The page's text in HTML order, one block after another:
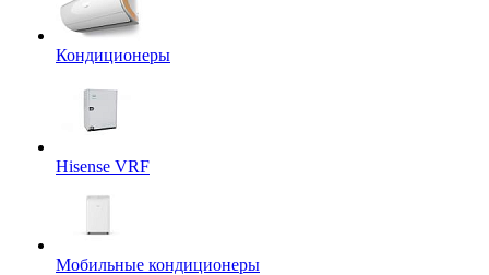
Кондиционеры
Hisense VRF
Мобильные кондиционеры